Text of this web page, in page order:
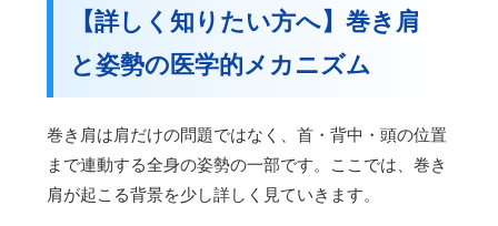
【詳しく知りたい方へ】巻き肩
と姿勢の医学的メカニズム
巻き肩は肩だけの問題ではなく、首・背中・頭の位置
まで連動する全身の姿勢の一部です。ここでは、巻き
肩が起こる背景を少し詳しく見ていきます。